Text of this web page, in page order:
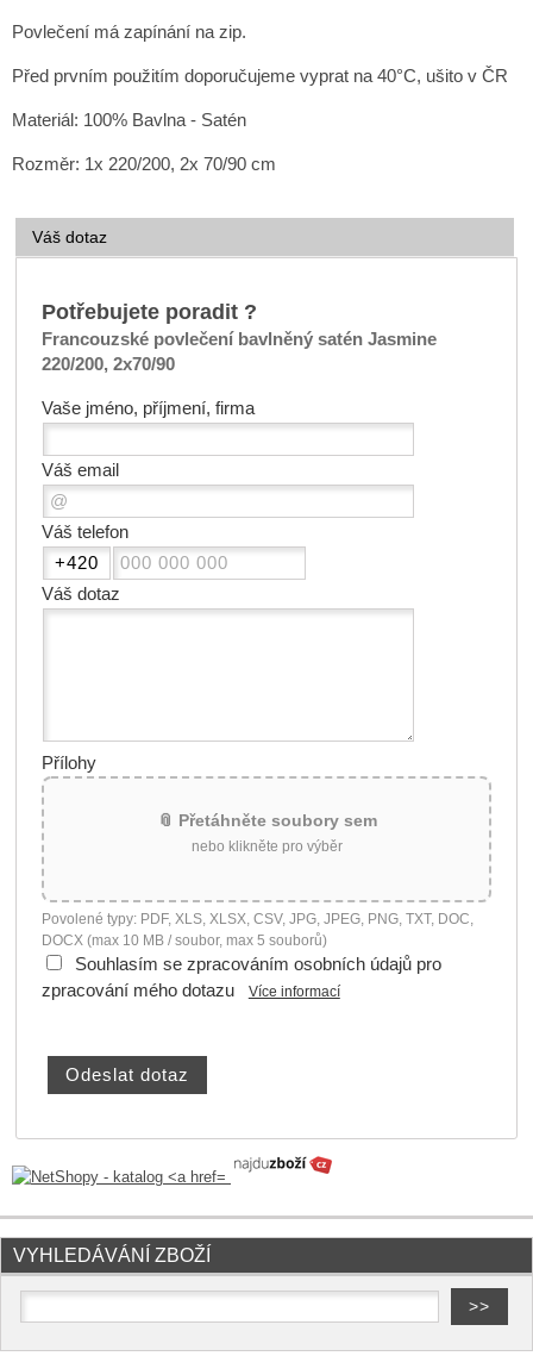
Povlečení má zapínání na zip.
Před prvním použitím doporučujeme vyprat na 40°C, ušito v ČR
Materiál: 100% Bavlna - Satén
Rozměr: 1x 220/200, 2x 70/90 cm
Váš dotaz
Potřebujete poradit ?
Francouzské povlečení bavlněný satén Jasmine
220/200, 2x70/90
Vaše jméno, příjmení, firma
Váš email
Váš telefon
Váš dotaz
Přílohy
📎 Přetáhněte soubory sem
nebo klikněte pro výběr
Povolené typy: PDF, XLS, XLSX, CSV, JPG, JPEG, PNG, TXT, DOC,
DOCX (max 10 MB / soubor, max 5 souborů)
Souhlasím se zpracováním osobních údajů pro
zpracování mého dotazu
Více informací
VYHLEDÁVÁNÍ ZBOŽÍ